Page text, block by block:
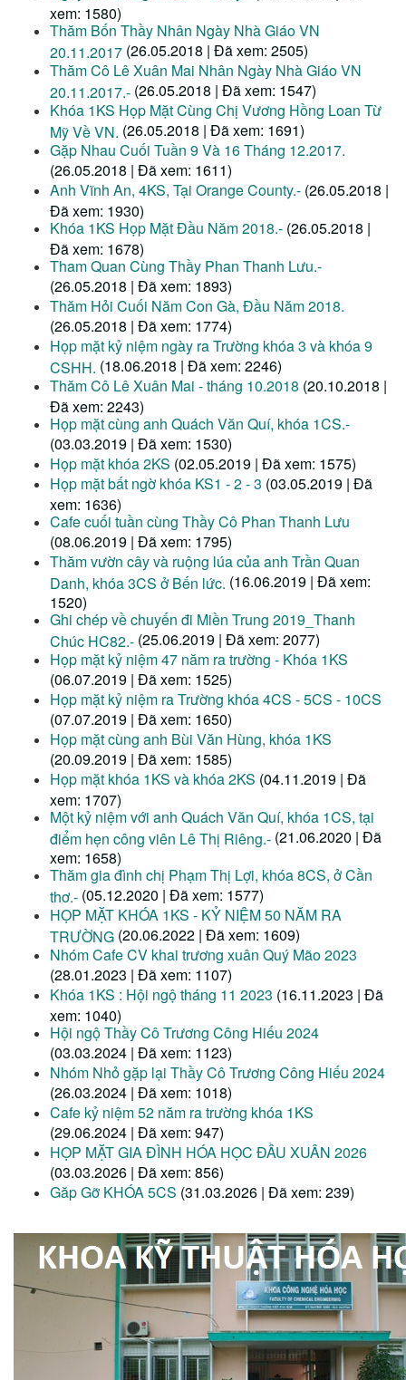
xem: 1580)
Thăm Bốn Thầy Nhân Ngày Nhà Giáo VN
20.11.2017 (26.05.2018 | Đã xem: 2505)
Thăm Cô Lê Xuân Mai Nhân Ngày Nhà Giáo VN
20.11.2017.- (26.05.2018 | Đã xem: 1547)
Khóa 1KS Họp Mặt Cùng Chị Vương Hồng Loan Từ
Mỹ Về VN. (26.05.2018 | Đã xem: 1691)
Gặp Nhau Cuối Tuần 9 Và 16 Tháng 12.2017.
(26.05.2018 | Đã xem: 1611)
Anh Vĩnh An, 4KS, Tại Orange County.- (26.05.2018 |
Đã xem: 1930)
Khóa 1KS Họp Mặt Đầu Năm 2018.- (26.05.2018 |
Đã xem: 1678)
Tham Quan Cùng Thầy Phan Thanh Lưu.-
(26.05.2018 | Đã xem: 1893)
Thăm Hỏi Cuối Năm Con Gà, Đầu Năm 2018.
(26.05.2018 | Đã xem: 1774)
Họp mặt kỷ niệm ngày ra Trường khóa 3 và khóa 9
CSHH. (18.06.2018 | Đã xem: 2246)
Thăm Cô Lê Xuân Mai - tháng 10.2018 (20.10.2018 |
Đã xem: 2243)
Họp mặt cùng anh Quách Văn Quí, khóa 1CS.-
(03.03.2019 | Đã xem: 1530)
Họp mặt khóa 2KS (02.05.2019 | Đã xem: 1575)
Họp mặt bất ngờ khóa KS1 - 2 - 3 (03.05.2019 | Đã
xem: 1636)
Cafe cuối tuần cùng Thầy Cô Phan Thanh Lưu
(08.06.2019 | Đã xem: 1795)
Thăm vườn cây và ruộng lúa của anh Trần Quan
Danh, khóa 3CS ở Bến lức. (16.06.2019 | Đã xem:
1520)
Ghi chép về chuyến đi Miền Trung 2019_Thanh
Chúc HC82.- (25.06.2019 | Đã xem: 2077)
Họp mặt kỷ niệm 47 năm ra trường - Khóa 1KS
(06.07.2019 | Đã xem: 1525)
Họp mặt kỷ niệm ra Trường khóa 4CS - 5CS - 10CS
(07.07.2019 | Đã xem: 1650)
Họp mặt cùng anh Bùi Văn Hùng, khóa 1KS
(20.09.2019 | Đã xem: 1585)
Họp mặt khóa 1KS và khóa 2KS (04.11.2019 | Đã
xem: 1707)
Một kỷ niệm với anh Quách Văn Quí, khóa 1CS, tại
điểm hẹn công viên Lê Thị Riêng.- (21.06.2020 | Đã
xem: 1658)
Thăm gia đình chị Phạm Thị Lợi, khóa 8CS, ở Cần
thơ.- (05.12.2020 | Đã xem: 1577)
HỌP MẶT KHÓA 1KS - KỶ NIỆM 50 NĂM RA
TRƯỜNG (20.06.2022 | Đã xem: 1609)
Nhóm Cafe CV khai trương xuân Quý Mão 2023
(28.01.2023 | Đã xem: 1107)
Khóa 1KS : Hội ngộ tháng 11 2023 (16.11.2023 | Đã
xem: 1040)
Hội ngộ Thầy Cô Trương Công Hiếu 2024
(03.03.2024 | Đã xem: 1123)
Nhóm Nhỏ gặp lại Thầy Cô Trương Công Hiếu 2024
(26.03.2024 | Đã xem: 1018)
Cafe kỷ niệm 52 năm ra trường khóa 1KS
(29.06.2024 | Đã xem: 947)
HỌP MẶT GIA ĐÌNH HÓA HỌC ĐẦU XUÂN 2026
(03.03.2026 | Đã xem: 856)
Găp Gỡ KHÓA 5CS (31.03.2026 | Đã xem: 239)